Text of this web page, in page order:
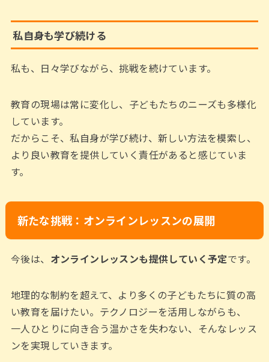
私自身も学び続ける
私も、日々学びながら、挑戦を続けています。
教育の現場は常に変化し、子どもたちのニーズも多様化
しています。
だからこそ、私自身が学び続け、新しい方法を模索し、
より良い教育を提供していく責任があると感じていま
す。
新たな挑戦：オンラインレッスンの展開
今後は、 オンラインレッスンも提供していく予定です。
地理的な制約を超えて、より多くの子どもたちに質の高
い教育を届けたい。テクノロジーを活用しながらも、
一人ひとりに向き合う温かさを失わない、そんなレッス
ンを実現していきます。